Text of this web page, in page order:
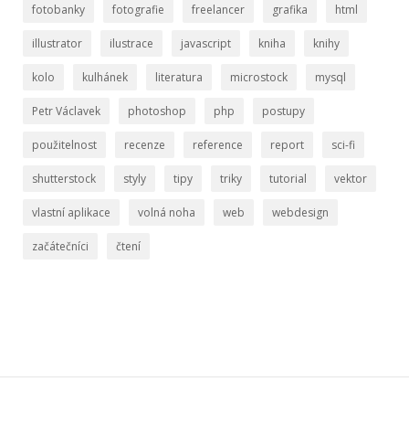
fotobanky fotografie freelancer grafika html
illustrator ilustrace javascript kniha knihy
kolo kulhánek literatura microstock mysql
Petr Václavek photoshop php postupy
použitelnost recenze reference report sci-fi
shutterstock styly tipy triky tutorial vektor
vlastní aplikace volná noha web webdesign
začátečníci čtení